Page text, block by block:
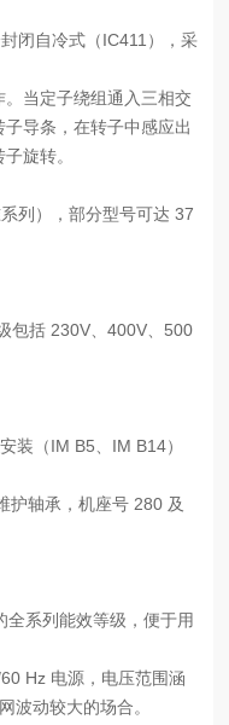
闭自冷式（IC411），采
当定子绕组通入三相交
导条，在转子中感应出
旋转。
列），部分型号可达 37
包括 230V、400V、500
装（IM B5、IM B14）
护轴承，机座号 280 及
系列能效等级，便于用
Hz 电源，电压范围涵
波动较大的场合。